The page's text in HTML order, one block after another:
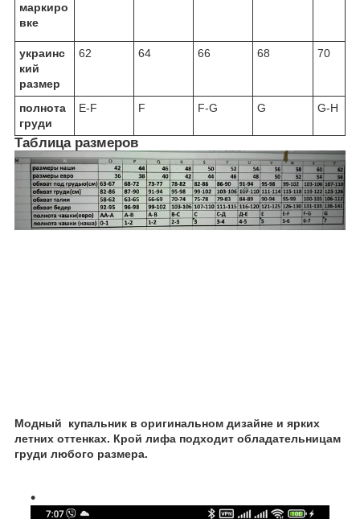
маркиро
вке
украинс
кий
размер
62 64 66 68 70
полнота
груди
E-F F F-G G G-H
Таблица размеров
Модный
купальник в оригинальном дизайне и ярких
летних оттенках. Крой лифа подходит обладательницам
груди любого размера.